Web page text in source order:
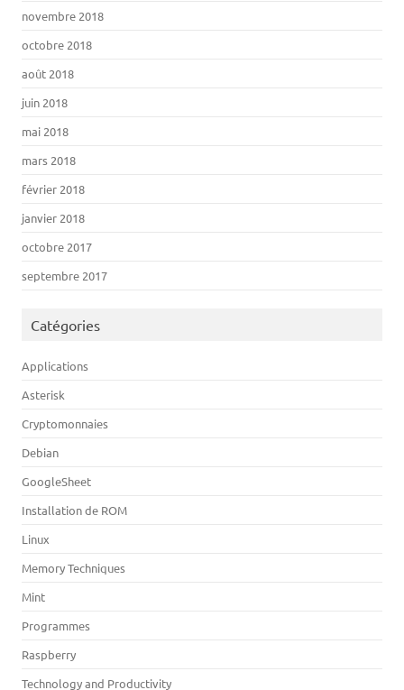
novembre 2018
octobre 2018
août 2018
juin 2018
mai 2018
mars 2018
février 2018
janvier 2018
octobre 2017
septembre 2017
Catégories
Applications
Asterisk
Cryptomonnaies
Debian
GoogleSheet
Installation de ROM
Linux
Memory Techniques
Mint
Programmes
Raspberry
Technology and Productivity